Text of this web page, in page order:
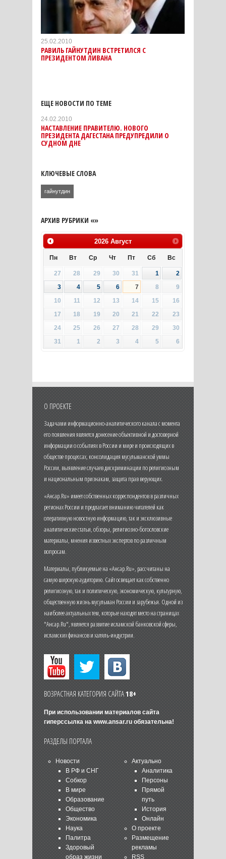
25.02.2010
РАВИЛЬ ГАЙНУТДИН ВСТРЕТИЛСЯ С
ПРЕЗИДЕНТОМ ЛИВАНА
ЕЩЕ НОВОСТИ ПО ТЕМЕ
24.02.2010
НАСТАВЛЕНИЕ ПРАВИТЕЛЮ. НОВОГО
ПРЕЗИДЕНТА ДАГЕСТАНА ПРЕДУПРЕДИЛИ О
СУДНОМ ДНЕ
КЛЮЧЕВЫЕ СЛОВА
гайнутдин
АРХИВ РУБРИКИ «»
2026 Август
Пн Вт Ср Чт Пт Сб Вс
27 28 29 30 31 1
2
3
4 5 6 7 8
9
10
11 12 13 14 15
16
17
18 19 20 21 22
23
24
25 26 27 28 29
30
31
1 2 3 4 5 6
О ПРОЕКТЕ
Задачами информационно-аналитического канала с момента
его появления является донесение объективной и достоверной
информации о событиях в России и мире и происходящих в
обществе процессах, консолидация мусульманской уммы
России, выявление случаев дискриминации по религиозным
и национальным признакам, защита прав верующих.
«Ансар.Ru» имеет собственных корреспондентов в различных
регионах России и предлагает вниманию читателей как
оперативную новостную информацию, так и эксклюзивные
аналитические статьи, обзоры, религиозно-богословские
материалы, мнения известных экспертов по различным
вопросам.
Материалы, публикуемые на «Ансар.Ru», рассчитаны на
самую широкую аудиторию. Сайт освещает как собственно
религиозную, так и политическую, экономическую, культурную,
общественную жизнь мусульман России и зарубежья. Одной из
наиболее актуальных тем, которые находят место на страницах
"Ансар.Ru", является развитие исламской банковской сферы,
исламских финансов и халяль-индустрии.
ВОЗРАСТНАЯ КАТЕГОРИЯ САЙТА18+
При использовании материалов сайта
гиперссылка на www.ansar.ruобязательна!
РАЗДЕЛЫ ПОРТАЛА
Новости
В РФ и СНГ
Собкор
В мире
Образование
Общество
Экономика
Наука
Палитра
Здоровый
образ жизни
Актуально
Аналитика
Персоны
Прямой
путь
История
Онлайн
О проекте
Размещение
рекламы
RSS